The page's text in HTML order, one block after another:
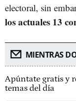
electoral, sin
los actuales 13
MIENTRAS
Apúntate gratis y
temas del día